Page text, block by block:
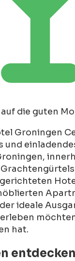
auf die guten
Groningen
und
ideale
hat.
entdecken